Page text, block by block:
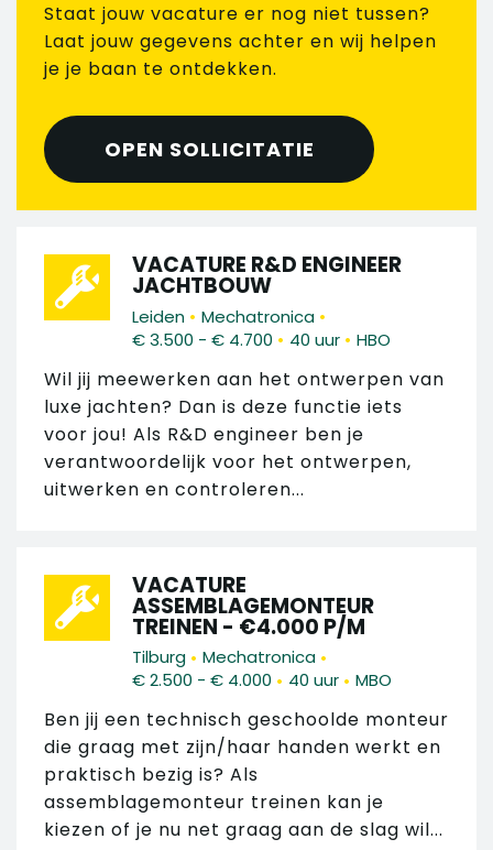
Staat jouw vacature er nog niet tussen?
Laat jouw gegevens achter en wij helpen
je je baan te ontdekken.
OPEN SOLLICITATIE
VACATURE R&D ENGINEER
JACHTBOUW
Leiden • Mechatronica •
€ 3.500 - € 4.700 • 40 uur • HBO
Wil jij meewerken aan het ontwerpen van
luxe jachten? Dan is deze functie iets
voor jou! Als R&D engineer ben je
verantwoordelijk voor het ontwerpen,
uitwerken en controleren...
VACATURE
ASSEMBLAGEMONTEUR
TREINEN - €4.000 P/M
Tilburg • Mechatronica •
€ 2.500 - € 4.000 • 40 uur • MBO
Ben jij een technisch geschoolde monteur
die graag met zijn/haar handen werkt en
praktisch bezig is? Als
assemblagemonteur treinen kan je
kiezen of je nu net graag aan de slag wil...